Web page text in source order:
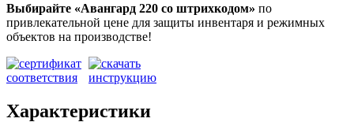
Выбирайте «Авангард 220 со штрихкодом» по
привлекательной цене для защиты инвентаря и режимных
объектов на производстве!
Характеристики